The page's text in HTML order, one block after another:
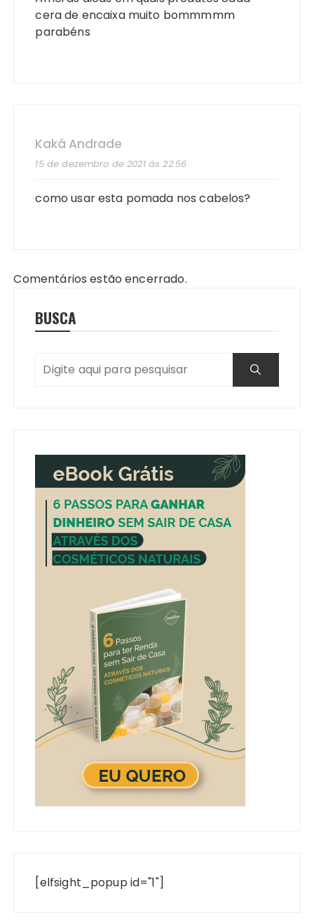
cera de encaixa muito bommmmm
parabéns
Kaká Andrade
15 de dezembro de 2021 às 22:56
como usar esta pomada nos cabelos?
Comentários estão encerrado.
BUSCA
[elfsight_popup id="1"]